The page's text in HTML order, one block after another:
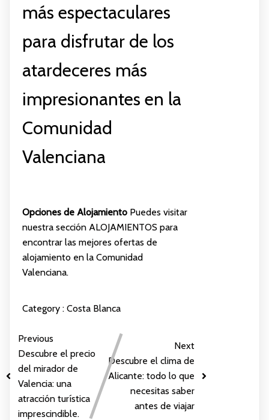
más espectaculares
para disfrutar de los
atardeceres más
impresionantes en la
Comunidad
Valenciana
Opciones de AlojamientoPuedes visitar
nuestra sección ALOJAMIENTOS para
encontrar las mejores ofertas de
alojamiento en la Comunidad
Valenciana.
Category : Costa Blanca
Previous
Descubre el precio
del mirador de
Valencia: una
atracción turística
imprescindible.
Next
Descubre el clima de
Alicante: todo lo que
necesitas saber
antes de viajar